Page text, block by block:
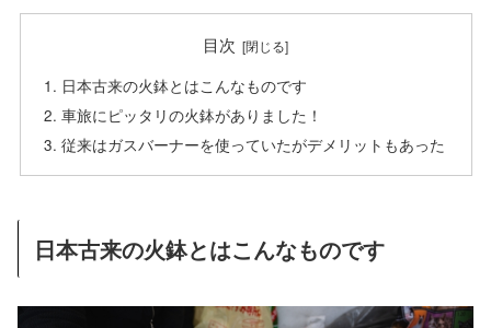
目次
日本古来の火鉢とはこんなものです
車旅にピッタリの火鉢がありました！
従来はガスバーナーを使っていたがデメリットもあった
日本古来の火鉢とはこんなものです